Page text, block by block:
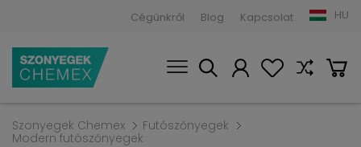
Cégünkről Blog Kapcsolat HU
Szonyegek Chemex
Futószőnyegek
Modern futószőnyegek